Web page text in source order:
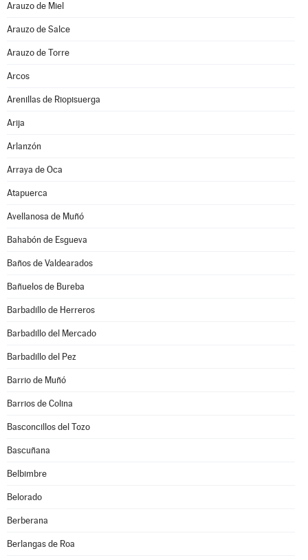
Arauzo de Miel
Arauzo de Salce
Arauzo de Torre
Arcos
Arenillas de Riopisuerga
Arija
Arlanzón
Arraya de Oca
Atapuerca
Avellanosa de Muñó
Bahabón de Esgueva
Baños de Valdearados
Bañuelos de Bureba
Barbadillo de Herreros
Barbadillo del Mercado
Barbadillo del Pez
Barrio de Muñó
Barrios de Colina
Basconcillos del Tozo
Bascuñana
Belbimbre
Belorado
Berberana
Berlangas de Roa